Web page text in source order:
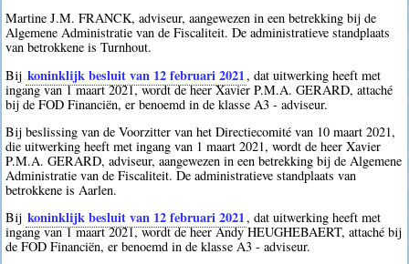
Martine J.M. FRANCK, adviseur, aangewezen in een betrekking bij de
Algemene Administratie van de Fiscaliteit. De administratieve standplaats
van betrokkene is Turnhout.
Bij koninklijk besluit van 12 februari 2021, dat uitwerking heeft met
ingang van 1 maart 2021, wordt de heer Xavier P.M.A. GERARD, attaché
bij de FOD Financiën, er benoemd in de klasse A3 - adviseur.
Bij beslissing van de Voorzitter van het Directiecomité van 10 maart 2021,
die uitwerking heeft met ingang van 1 maart 2021, wordt de heer Xavier
P.M.A. GERARD, adviseur, aangewezen in een betrekking bij de Algemene
Administratie van de Fiscaliteit. De administratieve standplaats van
betrokkene is Aarlen.
Bij koninklijk besluit van 12 februari 2021, dat uitwerking heeft met
ingang van 1 maart 2021, wordt de heer Andy HEUGHEBAERT, attaché bij
de FOD Financiën, er benoemd in de klasse A3 - adviseur.